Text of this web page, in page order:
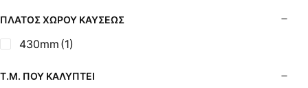
ΠΛΆΤΟΣ ΧΏΡΟΥ ΚΑΎΣΕΩΣ
430mm (1)
Τ.Μ. ΠΟΥ ΚΑΛΎΠΤΕΙ